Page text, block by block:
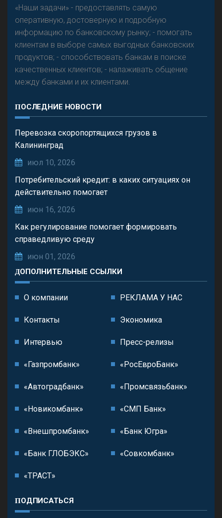
«Наши задачи» - предоставлять самую
оперативную, достоверную и подробную
информацию по банковскому рынку; - помогать
клиентам в выборе самых выгодных банковских
продуктов; - способствовать банкам в поиске
качественных клиентов; - налаживать общение
между банками и их клиентами.
ПОСЛЕДНИЕ НОВОСТИ
Перевозка скоропортящихся грузов в
Калининград
июл 10, 2026
Потребительский кредит: в каких ситуациях он
действительно помогает
июн 16, 2026
Как регулирование помогает формировать
справедливую среду
июн 01, 2026
ДОПОЛНИТЕЛЬНЫЕ ССЫЛКИ
О компании РЕКЛАМА У НАС
Контакты Экономика
Интервью Пресс-релизы
«Газпромбанк» «РосЕвроБанк»
«Автоградбанк» «Промсвязьбанк»
«Новикомбанк» «СМП Банк»
«Внешпромбанк» «Банк Югра»
«Банк ГЛОБЭКС» «Совкомбанк»
«ТРАСТ»
ПОДПИСАТЬСЯ